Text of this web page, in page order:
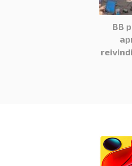
BB